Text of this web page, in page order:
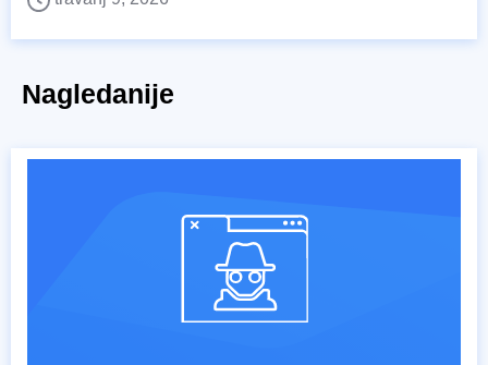
Nagledanije